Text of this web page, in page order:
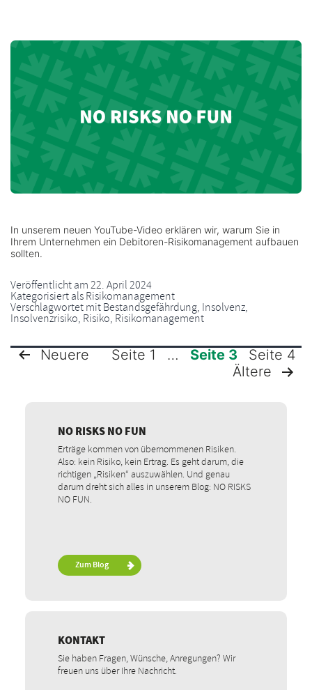
In unserem neuen YouTube-Video erklären wir, warum Sie in
Ihrem Unternehmen ein Debitoren-Risikomanagement aufbauen
sollten.
Veröffentlicht am22. April 2024
Kategorisiert alsRisikomanagement
Verschlagwortet mitBestandsgefährdung, Insolvenz,
Insolvenzrisiko, Risiko, Risikomanagement
BEITRÄGE
Neuere Seite 1 … Seite 3
Seite 4
Ältere
NO RISKS NO FUN
Erträge kommen von übernommenen Risiken.
Also: kein Risiko, kein Ertrag. Es geht darum, die
richtigen „Risiken“ auszuwählen. Und genau
darum dreht sich alles in unserem Blog: NO RISKS
NO FUN.
Zum Blog
KONTAKT
Sie haben Fragen, Wünsche, Anregungen? Wir
freuen uns über Ihre Nachricht.